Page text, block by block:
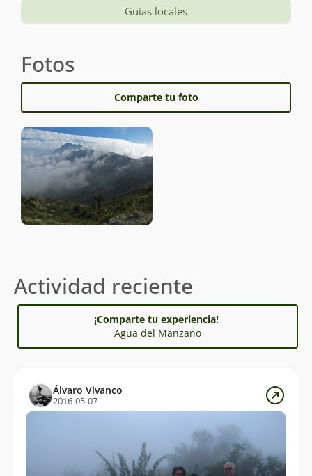
Guías locales
Fotos
Comparte tu foto
Actividad reciente
¡Comparte tu experiencia!
Agua del Manzano
Álvaro Vivanco
2016-05-07